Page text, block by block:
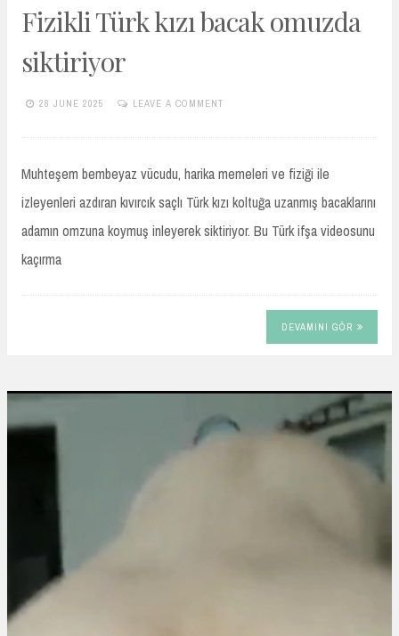
Fizikli Türk kızı bacak omuzda
siktiriyor
28 JUNE 2025
LEAVE A COMMENT
Muhteşem bembeyaz vücudu, harika memeleri ve fiziği ile
izleyenleri azdıran kıvırcık saçlı Türk kızı koltuğa uzanmış bacaklarını
adamın omzuna koymuş inleyerek siktiriyor. Bu Türk ifşa videosunu
kaçırma
DEVAMINI GÖR